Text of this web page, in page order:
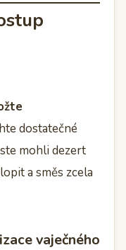
dostatečné
mohli dezert
a směs zcela
vaječného